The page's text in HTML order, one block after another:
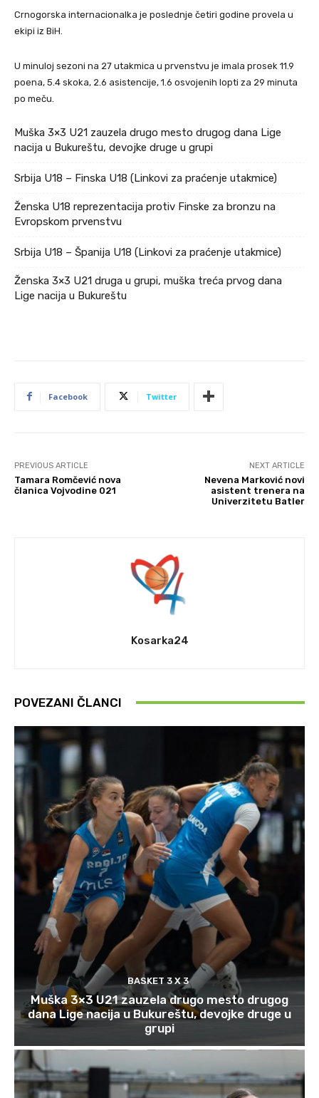
Crnogorska internacionalka je poslednje četiri godine provela u
ekipi iz BiH.
U minuloj sezoni na 27 utakmica u prvenstvu je imala prosek 11.9
poena, 5.4 skoka, 2.6 asistencije, 1.6 osvojenih lopti za 29 minuta
po meču.
Muška 3×3 U21 zauzela drugo mesto drugog dana Lige
nacija u Bukureštu, devojke druge u grupi
Srbija U18 – Finska U18 (Linkovi za praćenje utakmice)
Ženska U18 reprezentacija protiv Finske za bronzu na
Evropskom prvenstvu
Srbija U18 – Španija U18 (Linkovi za praćenje utakmice)
Ženska 3×3 U21 druga u grupi, muška treća prvog dana
Lige nacija u Bukureštu
Facebook Twitter
PREVIOUS ARTICLE
Tamara Romčević nova
članica Vojvodine 021
NEXT ARTICLE
Nevena Marković novi
asistent trenera na
Univerzitetu Batler
Kosarka24
POVEZANI ČLANCI
BASKET 3 X 3
Muška 3×3 U21 zauzela drugo mesto drugog
dana Lige nacija u Bukureštu, devojke druge u
grupi